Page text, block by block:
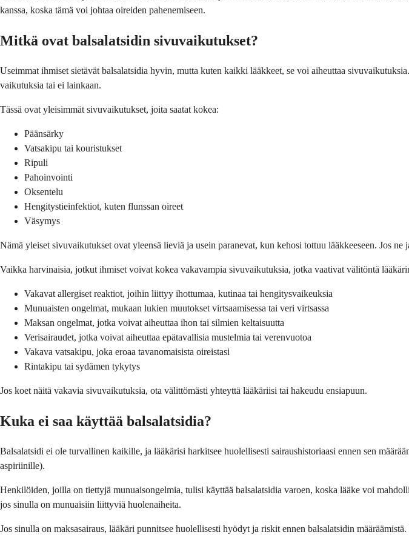
kanssa, koska tämä voi johtaa oireiden pahenemiseen.
Mitkä ovat balsalatsidin sivuvaikutukset?
Useimmat ihmiset sietävät balsalatsidia hyvin, mutta kuten kaikki lääkkeet, se voi aiheuttaa
vaikutuksia tai ei lainkaan.
Tässä ovat yleisimmät sivuvaikutukset, joita saatat kokea:
Päänsärky
Vatsakipu tai kouristukset
Ripuli
Pahoinvointi
Oksentelu
Hengitystieinfektiot, kuten flunssan oireet
Väsymys
Nämä yleiset sivuvaikutukset ovat yleensä lieviä ja usein paranevat, kun kehosi tottuu lääkkeeseen. Jos
Vaikka harvinaisia, jotkut ihmiset voivat kokea vakavampia sivuvaikutuksia, jotka vaativat välitöntä
Vakavat allergiset reaktiot, joihin liittyy ihottumaa, kutinaa tai hengitysvaikeuksia
Munuaisten ongelmat, mukaan lukien muutokset virtsaamisessa tai veri virtsassa
Maksan ongelmat, jotka voivat aiheuttaa ihon tai silmien keltaisuutta
Verisairaudet, jotka voivat aiheuttaa epätavallisia mustelmia tai verenvuotoa
Vakava vatsakipu, joka eroaa tavanomaisista oireistasi
Rintakipu tai sydämen tykytys
Jos koet näitä vakavia sivuvaikutuksia, ota välittömästi yhteyttä lääkäriisi tai hakeudu ensiapuun.
Kuka ei saa käyttää balsalatsidia?
Balsalatsidi ei ole turvallinen kaikille, ja lääkärisi harkitsee huolellisesti sairaushistoriaasi ennen sen
aspiriinille).
Henkilöiden, joilla on tiettyjä munuaisongelmia, tulisi käyttää balsalatsidia varoen, koska lääke voi
jos sinulla on munuaisiin liittyviä huolenaiheita.
Jos sinulla on maksasairaus, lääkäri punnitsee huolellisesti hyödyt ja riskit ennen balsalatsidin